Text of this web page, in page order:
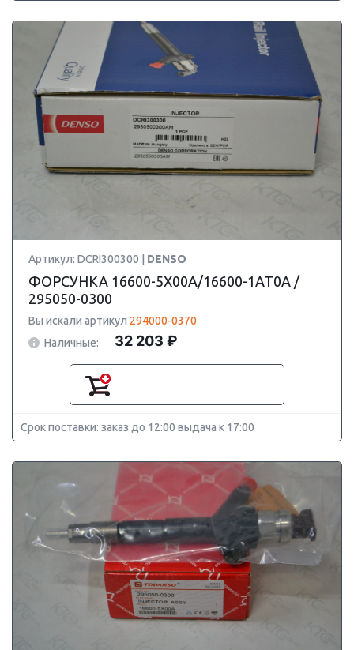
Артикул: DCRI300300 | DENSO
ФОРСУНКА 16600-5X00A/16600-1AT0A /
295050-0300
Вы искали артикул 294000-0370
Наличные:
32 203 ₽
Срок поставки: заказ до 12:00 выдача к 17:00